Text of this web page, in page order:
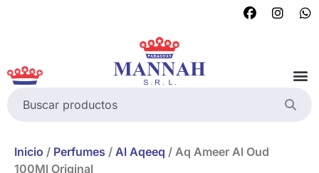
Inicio / Perfumes / Al Aqeeq / Aq Ameer Al Oud
100Ml Original